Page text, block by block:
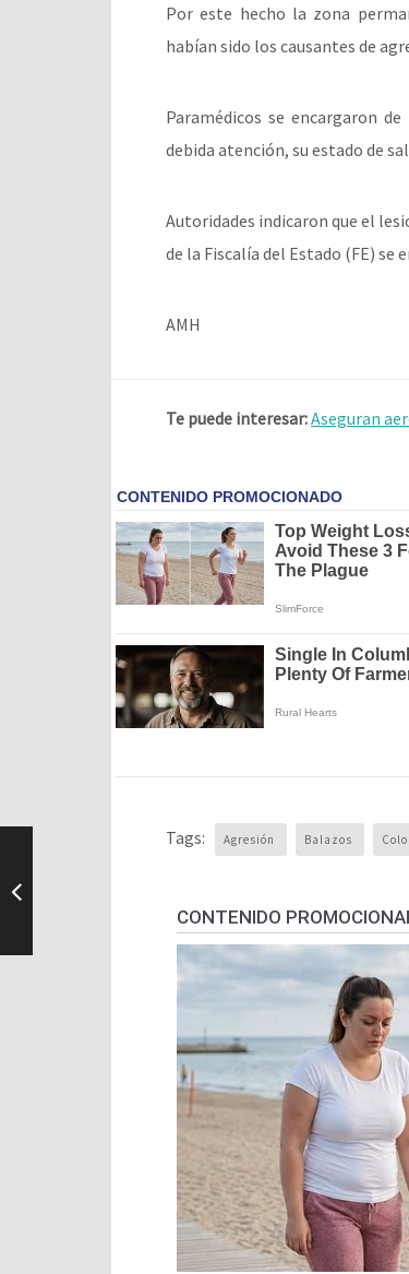
Por este hecho la zona
habían sido los causantes de
Paramédicos se encargaron
debida atención, su estado de
Autoridades indicaron que el
de la Fiscalía del Estado (FE)
AMH
Te puede interesar:Aseguran
Tags: Agresión Balazos
CONTENIDO